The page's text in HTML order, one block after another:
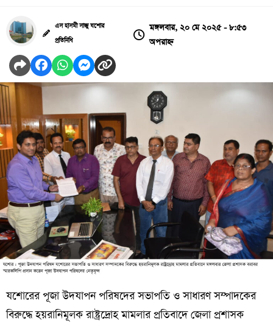
এস হাসমী সাজু যশোর
প্রতিনিধি
মঙ্গলবার, ২০ মে ২০২৫ - ৮:৫৩
অপরাহ্ন
যশোরের পূজা উদযাপন পরিষদের সভাপতি ও সাধারণ সম্পাদকের
বিরুদ্ধে হয়রানিমূলক রাষ্ট্রদ্রোহ মামলার প্রতিবাদে জেলা প্রশাসক